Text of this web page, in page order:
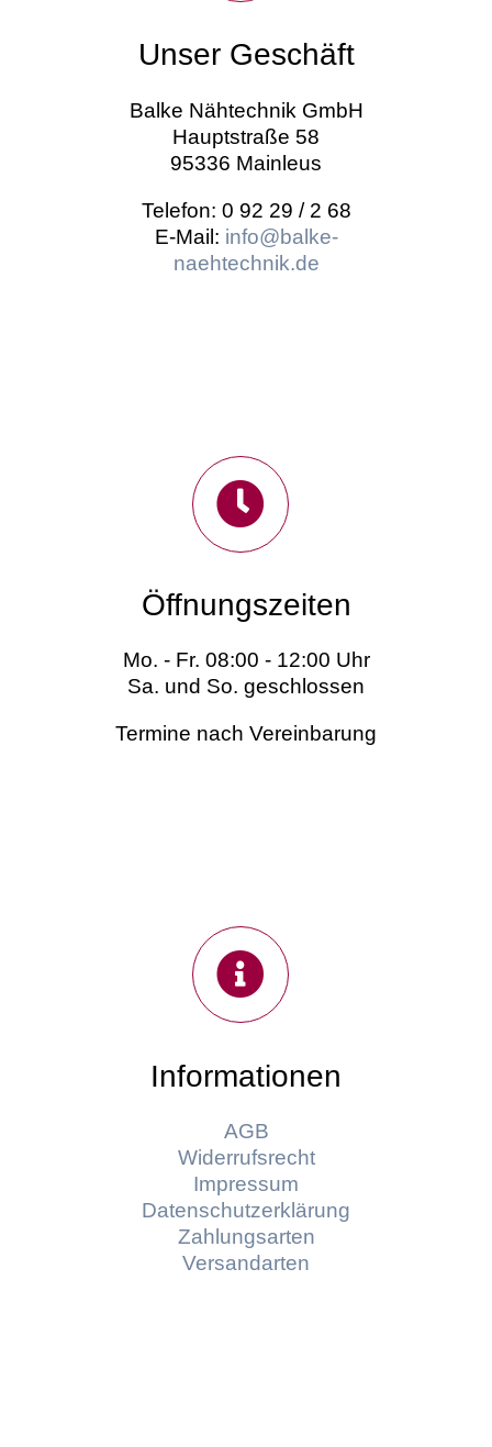
Unser Geschäft
Balke Nähtechnik GmbH
Hauptstraße 58
95336 Mainleus
Telefon: 0 92 29 / 2 68
E-Mail: info@balke-
naehtechnik.de
Öffnungszeiten
Mo. - Fr. 08:00 - 12:00 Uhr
Sa. und So. geschlossen
Termine nach Vereinbarung
Informationen
AGB
Widerrufsrecht
Impressum
Datenschutzerklärung
Zahlungsarten
Versandarten